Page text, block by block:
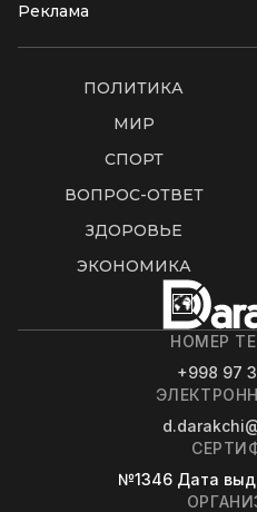
Реклама
ПОЛИТИКА
МИР
СПОРТ
ВОПРОС-ОТВЕТ
ЗДОРОВЬЕ
ЭКОНОМИКА
НОМЕР
+998 97
№1346 Дата